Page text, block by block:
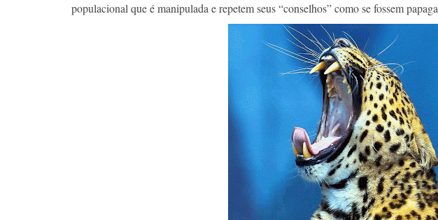
populacional que é manipulada e repetem seus “conselhos” como se fossem